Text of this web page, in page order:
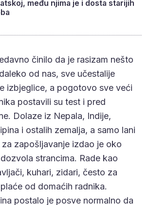
među njima je i dosta starijih
činilo da je rasizam nešto
od nas, sve učestalije
izbjeglice, a pogotovo sve veći
postavili su test i pred
Dolaze iz Nepala, Indije,
i ostalih zemalja, a samo lani
zapošljavanje izdao je oko
strancima. Rade kao
kuhari, zidari, često za
od domaćih radnika.
postalo je posve normalno da